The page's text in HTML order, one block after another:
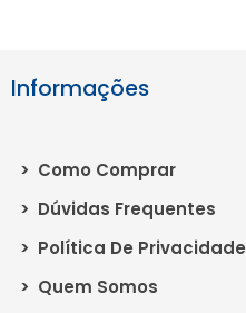
Informações
> Como Comprar
> Dúvidas Frequentes
> Política De Privacidade
> Quem Somos